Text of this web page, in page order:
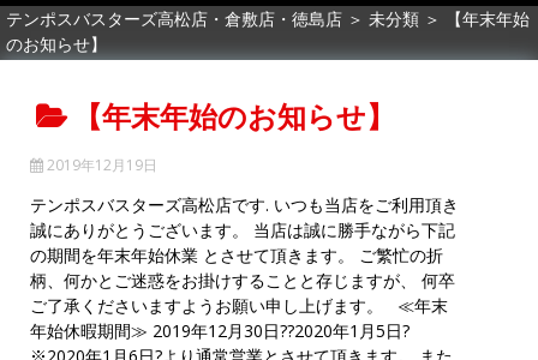
テンポスバスターズ高松店・倉敷店・徳島店 ＞ 未分類 ＞
【年末年始
のお知らせ】
【年末年始のお知らせ】
2019年12月19日
テンポスバスターズ高松店です. いつも当店をご利用頂き
誠にありがとうございます。 当店は誠に勝手ながら下記
の期間を年末年始休業 とさせて頂きます。 ご繁忙の折
柄、何かとご迷惑をお掛けすることと存じますが、 何卒
ご了承くださいますようお願い申し上げます。 ≪年末
年始休暇期間≫ 2019年12月30日??2020年1月5日?